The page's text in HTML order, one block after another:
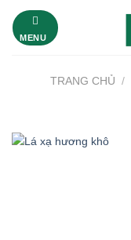
qua
MENU
TRANG CHỦ /